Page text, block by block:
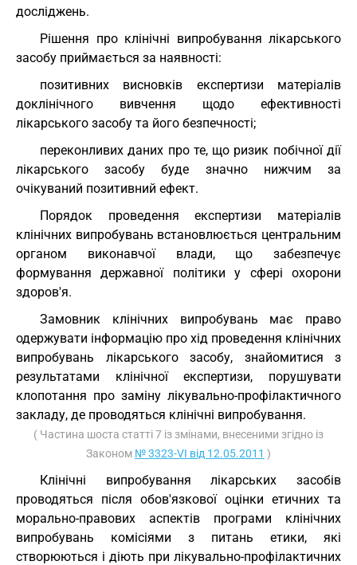
досліджень.
Рішення про клінічні випробування лікарського
засобу приймається за наявності:
позитивних висновків експертизи матеріалів
доклінічного вивчення щодо ефективності
лікарського засобу та його безпечності;
переконливих даних про те, що ризик побічної дії
лікарського засобу буде значно нижчим за
очікуваний позитивний ефект.
Порядок проведення експертизи матеріалів
клінічних випробувань встановлюється центральним
органом виконавчої влади, що забезпечує
формування державної політики у сфері охорони
здоров'я.
Замовник клінічних випробувань має право
одержувати інформацію про хід проведення клінічних
випробувань лікарського засобу, знайомитися з
результатами клінічної експертизи, порушувати
клопотання про заміну лікувально-профілактичного
закладу, де проводяться клінічні випробування.
( Частина шоста статті 7 із змінами, внесеними згідно із
Законом № 3323-VI від 12.05.2011 )
Клінічні випробування лікарських засобів
проводяться після обов'язкової оцінки етичних та
морально-правових аспектів програми клінічних
випробувань комісіями з питань етики, які
створюються і діють при лікувально-профілактичних